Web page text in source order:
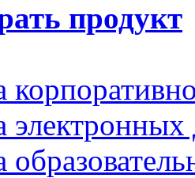
продукт
электронных